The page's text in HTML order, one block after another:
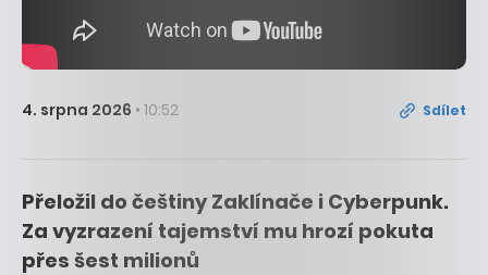
4. srpna 2026 • 10:52 Sdílet
Přeložil do češtiny Zaklínače i Cyberpunk.
Za vyzrazení tajemství mu hrozí pokuta
přes šest milionů